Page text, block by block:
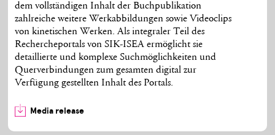
dem vollständigen Inhalt der Buchpublikation
zahlreiche weitere Werkabbildungen sowie Videoclips
von kinetischen Werken. Als integraler Teil des
Rechercheportals von SIK-ISEA ermöglicht sie
detaillierte und komplexe Suchmöglichkeiten und
Querverbindungen zum gesamten digital zur
Verfügung gestellten Inhalt des Portals.
Media release